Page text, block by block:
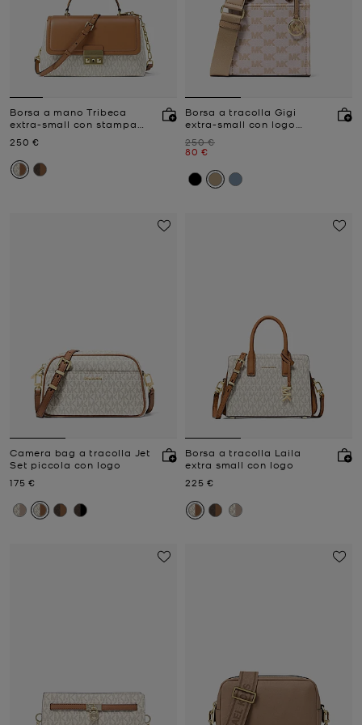
Borsa a mano Tribeca
extra-small con stampa
Prezzo attuale
250 €
Borsa a tracolla Gigi
extra-small con logo
Prezzo iniziale
250 €
Prezzo attuale
80 €
Camera bag a tracolla Jet
Set piccola con logo
Prezzo attuale
175 €
Borsa a tracolla Laila
extra small con logo
Prezzo attuale
225 €